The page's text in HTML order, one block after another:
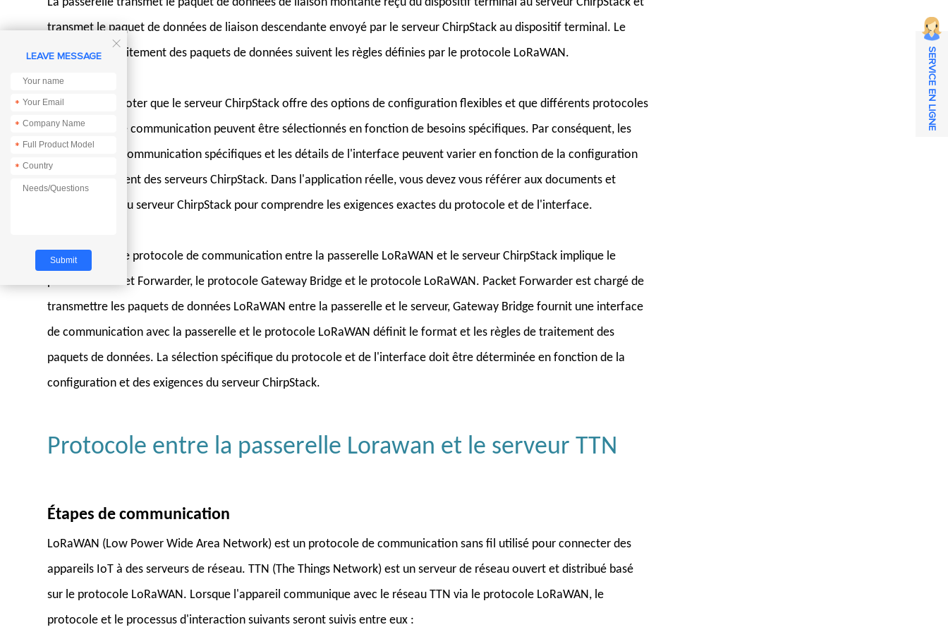
La passerelle transmet le paquet de données de liaison montante reçu du dispositif terminal au serveur ChirpStack et
transmet le paquet de données de liaison descendante envoyé par le serveur ChirpStack au dispositif terminal. Le
format et le traitement des paquets de données suivent les règles définies par le protocole LoRaWAN.
Il convient de noter que le serveur ChirpStack offre des options de configuration flexibles et que différents protocoles
et interfaces de communication peuvent être sélectionnés en fonction de besoins spécifiques. Par conséquent, les
protocoles de communication spécifiques et les détails de l'interface peuvent varier en fonction de la configuration
et du déploiement des serveurs ChirpStack. Dans l'application réelle, vous devez vous référer aux documents et
spécifications du serveur ChirpStack pour comprendre les exigences exactes du protocole et de l'interface.
Pour résumer, le protocole de communication entre la passerelle LoRaWAN et le serveur ChirpStack implique le
protocole Packet Forwarder, le protocole Gateway Bridge et le protocole LoRaWAN. Packet Forwarder est chargé de
transmettre les paquets de données LoRaWAN entre la passerelle et le serveur, Gateway Bridge fournit une interface
de communication avec la passerelle et le protocole LoRaWAN définit le format et les règles de traitement des
paquets de données. La sélection spécifique du protocole et de l'interface doit être déterminée en fonction de la
configuration et des exigences du serveur ChirpStack.
Protocole entre la passerelle Lorawan et le serveur TTN
Étapes de communication
LoRaWAN (Low Power Wide Area Network) est un protocole de communication sans fil utilisé pour connecter des
appareils IoT à des serveurs de réseau. TTN (The Things Network) est un serveur de réseau ouvert et distribué basé
sur le protocole LoRaWAN. Lorsque l'appareil communique avec le réseau TTN via le protocole LoRaWAN, le
protocole et le processus d'interaction suivants seront suivis entre eux :

LEAVE MESSAGE
*
*
*
*
SERVICE EN LIGNE